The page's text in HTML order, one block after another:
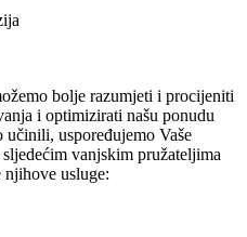
bolje razumjeti i procijeniti
i optimizirati našu ponudu
uspoređujemo Vaše
vanjskim pružateljima
usluge: